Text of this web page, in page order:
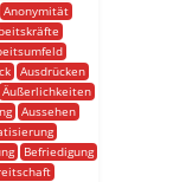
Anonymität
Ausdrücken
Äußerlichkeiten
Aussehen
Befriedigung